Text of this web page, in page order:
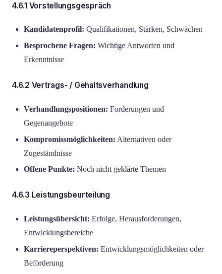
4.6.1 Vorstellungsgespräch
Kandidatenprofil: Qualifikationen, Stärken, Schwächen
Besprochene Fragen: Wichtige Antworten und
Erkenntnisse
4.6.2 Vertrags- / Gehaltsverhandlung
Verhandlungspositionen: Forderungen und
Gegenangebote
Kompromissmöglichkeiten: Alternativen oder
Zugeständnisse
Offene Punkte: Noch nicht geklärte Themen
4.6.3 Leistungsbeurteilung
Leistungsübersicht: Erfolge, Herausforderungen,
Entwicklungsbereiche
Karriereperspektiven: Entwicklungsmöglichkeiten oder
Beförderung